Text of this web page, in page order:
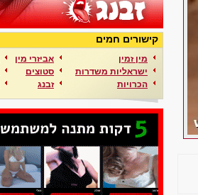
קישורים חמים
מין זמין
ישראליות משדרות
הכרויות
אביזרי מין
סטוצים
זבנג